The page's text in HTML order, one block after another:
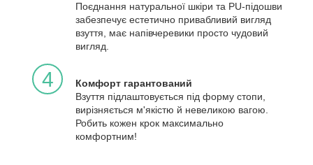
Поєднання натуральної шкіри та PU-підошви
забезпечує естетично привабливий вигляд
взуття, має напівчеревики просто чудовий
вигляд.
4
Комфорт гарантований
Взуття підлаштовується під форму стопи,
вирізняється м'якістю й невеликою вагою.
Робить кожен крок максимально
комфортним!